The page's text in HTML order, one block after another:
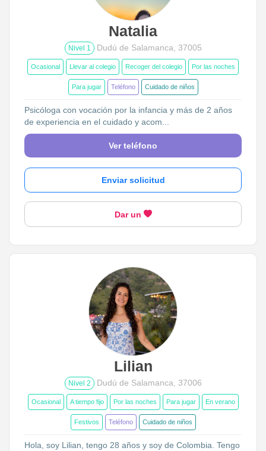
Natalia
Nivel 1 Dudú de Salamanca, 37005
Ocasional Llevar al colegio Recoger del colegio Por las noches
Para jugar Teléfono Cuidado de niños
Psicóloga con vocación por la infancia y más de 2 años
de experiencia en el cuidado y acom...
Ver teléfono
Enviar solicitud
Dar un
Lilian
Nivel 2 Dudú de Salamanca, 37006
Ocasional A tiempo fijo Por las noches Para jugar En verano
Festivos Teléfono Cuidado de niños
Hola, soy Lilian, tengo 28 años y soy de Colombia. Tengo